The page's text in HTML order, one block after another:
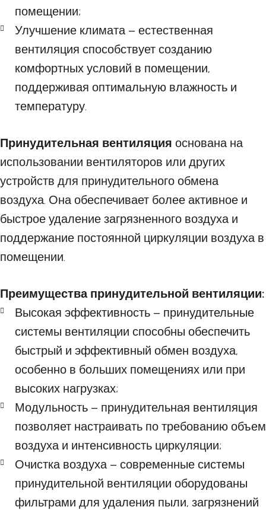
помещении;
Улучшение климата – естественная
вентиляция способствует созданию
комфортных условий в помещении,
поддерживая оптимальную влажность и
температуру.
Принудительная вентиляция основана на
использовании вентиляторов или других
устройств для принудительного обмена
воздуха. Она обеспечивает более активное и
быстрое удаление загрязненного воздуха и
поддержание постоянной циркуляции воздуха в
помещении.
Преимущества принудительной вентиляции:
Высокая эффективность – принудительные
системы вентиляции способны обеспечить
быстрый и эффективный обмен воздуха,
особенно в больших помещениях или при
высоких нагрузках;
Модульность – принудительная вентиляция
позволяет настраивать по требованию объем
воздуха и интенсивность циркуляции;
Очистка воздуха – современные системы
принудительной вентиляции оборудованы
фильтрами для удаления пыли, загрязнений